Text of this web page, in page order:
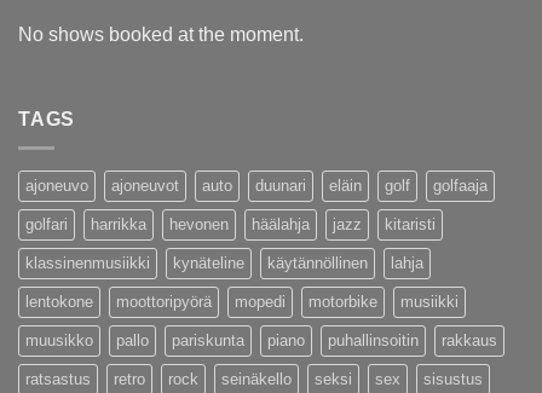
No shows booked at the moment.
TAGS
ajoneuvo ajoneuvot auto duunari eläin golf golfaaja
golfari harrikka hevonen häälahja jazz kitaristi
klassinenmusiikki kynäteline käytännöllinen lahja
lentokone moottoripyörä mopedi motorbike musiikki
muusikko pallo pariskunta piano puhallinsoitin rakkaus
ratsastus retro rock seinäkello seksi sex sisustus